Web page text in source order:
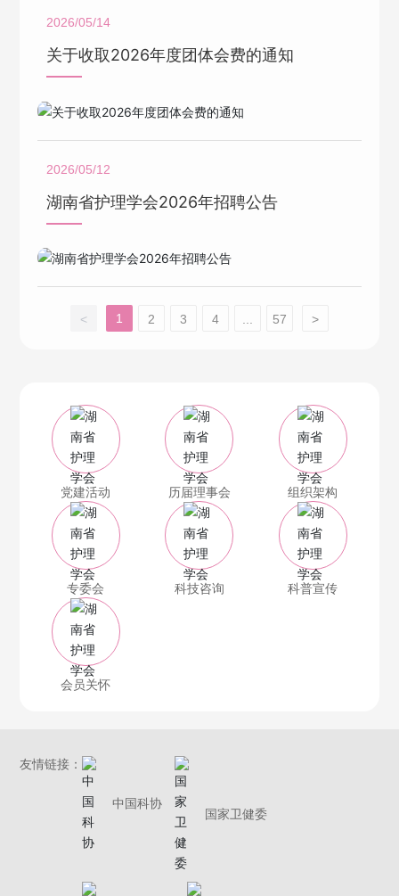
2026/05/14
关于收取2026年度团体会费的通知
2026/05/12
湖南省护理学会2026年招聘公告
< 1 2 3 4 ... 57 >
党建活动 历届理事会 组织架构
专委会 科技咨询 科普宣传
会员关怀
友情链接：
中国科协
国家卫健委